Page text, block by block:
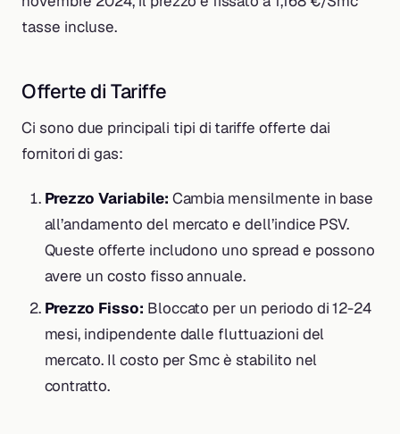
tasse incluse.
Offerte di Tariffe
Ci sono due principali tipi di tariffe offerte dai
fornitori di gas:
Prezzo Variabile: Cambia mensilmente in base
all’andamento del mercato e dell’indice PSV.
Queste offerte includono uno spread e possono
avere un costo fisso annuale.
Prezzo Fisso: Bloccato per un periodo di 12-24
mesi, indipendente dalle fluttuazioni del
mercato. Il costo per Smc è stabilito nel
contratto.